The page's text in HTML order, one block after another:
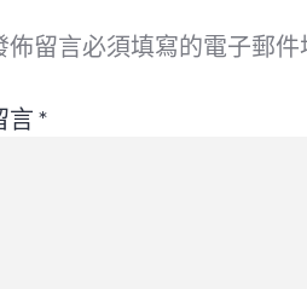
佈留言必須填寫的電子郵件
言 *